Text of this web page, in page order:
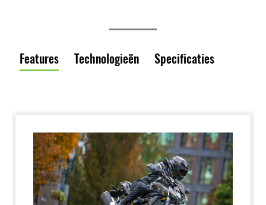
Features Technologieën Specificaties